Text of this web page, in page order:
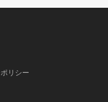
リシー